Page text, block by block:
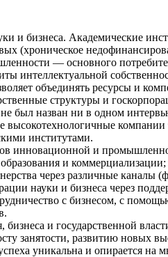
и бизнеса. Академические
(хроническое
— основного
интеллектуальной
объединять ресурсы и
структуры и
был назван ни в одном
высокотехнологичные
институтами.
инновационной и
и коммерциализации;
через различные каналы
науки и бизнеса через
с бизнесом, с
и государственной
занятости, развитию новых
уникальна и опирается на